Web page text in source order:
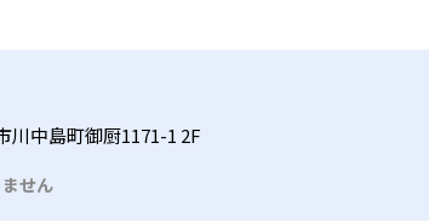
毎月繰り返すことで、知識の定着を図る。
ボ」と呼ばれる、テスト対策の特別授業があ
い科目でも受講可能である。
模試で知識の定着を図り、コツコツ勉強す
を選べるのも魅力的。50分、80分、100分と
った勉強スタイルを確立することができる。
全国に1200校以上の校舎があるので、地域に
実績を載せていない。合格実績があるかどう
川中島町御厨1171-1 2F
せん